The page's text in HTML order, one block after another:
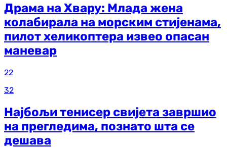
Драма на Хвару: Млада жена
колабирала на морским стијенама,
пилот хеликоптера извео опасан
маневар
22
32
Најбољи тенисер свијета завршио
на прегледима, познато шта се
дешава